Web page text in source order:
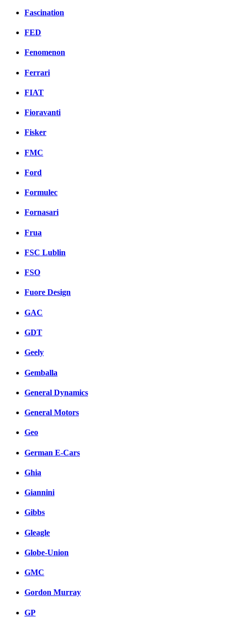
Fascination
FED
Fenomenon
Ferrari
FIAT
Fioravanti
Fisker
FMC
Ford
Formulec
Fornasari
Frua
FSC Lublin
FSO
Fuore Design
GAC
GDT
Geely
Gemballa
General Dynamics
General Motors
Geo
German E-Cars
Ghia
Giannini
Gibbs
Gleagle
Globe-Union
GMC
Gordon Murray
GP